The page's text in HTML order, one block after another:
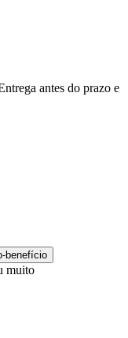
antes do prazo e
benefício
muito